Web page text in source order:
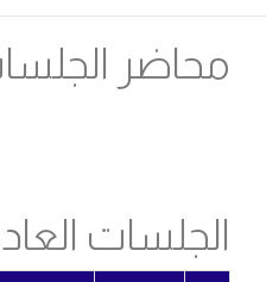
محاضر
الجلسات العادية